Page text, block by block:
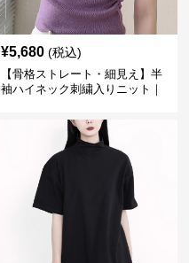
¥5,680 (税込)
【骨格ストレート・細見え】半
袖ハイネック刺繍入りニット｜